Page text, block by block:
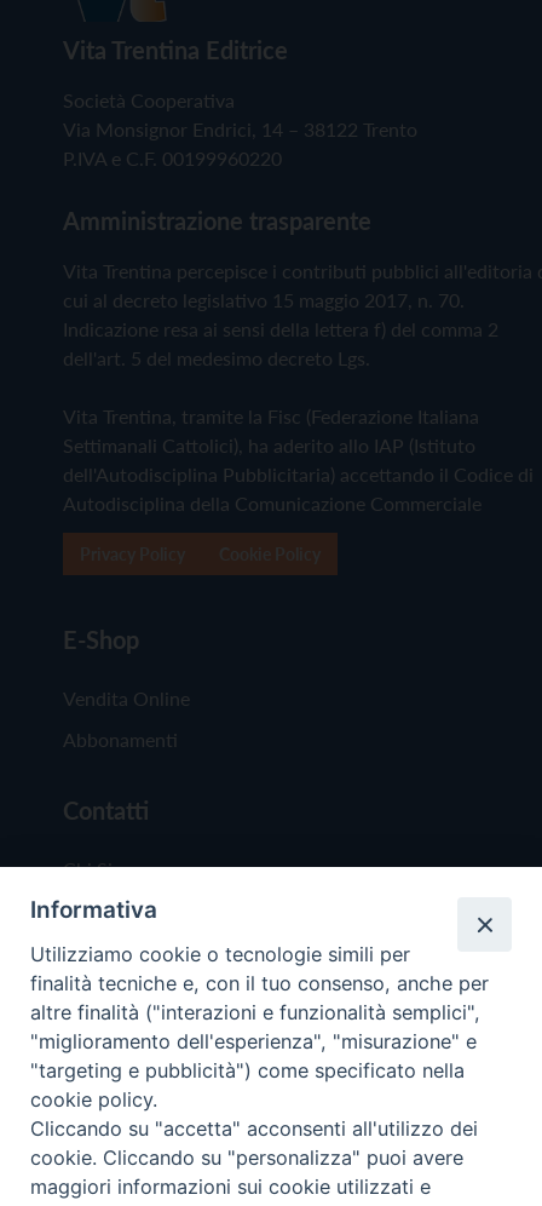
Vita Trentina Editrice
Società Cooperativa
Via Monsignor Endrici, 14 – 38122 Trento
P.IVA e C.F. 00199960220
Amministrazione trasparente
Vita Trentina percepisce i contributi pubblici all'editoria
cui al decreto legislativo 15 maggio 2017, n. 70.
Indicazione resa ai sensi della lettera f) del comma 2
dell'art. 5 del medesimo decreto Lgs.
Vita Trentina, tramite la Fisc (Federazione Italiana
Settimanali Cattolici), ha aderito allo IAP (Istituto
dell'Autodisciplina Pubblicitaria) accettando il Codice di
Autodisciplina della Comunicazione Commerciale
E-Shop
Vendita Online
Abbonamenti
Contatti
Chi Siamo
Redazione
Scrivici
Copyright © 2019 - Tutti i diritti riservati - Vita
Trentina Editrice
Privacy Policy
Informativa
Utilizziamo cookie o tecnologie simili per
finalità tecniche e, con il tuo consenso, anche per
altre finalità ("interazioni e funzionalità semplici",
"miglioramento dell'esperienza", "misurazione" e
"targeting e pubblicità") come specificato nella
cookie policy.
Cliccando su "accetta" acconsenti all'utilizzo dei
cookie. Cliccando su "personalizza" puoi avere
maggiori informazioni sui cookie utilizzati e